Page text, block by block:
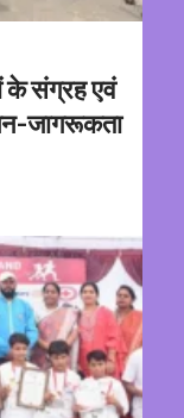
के संग्रह एवं
जागरूकता